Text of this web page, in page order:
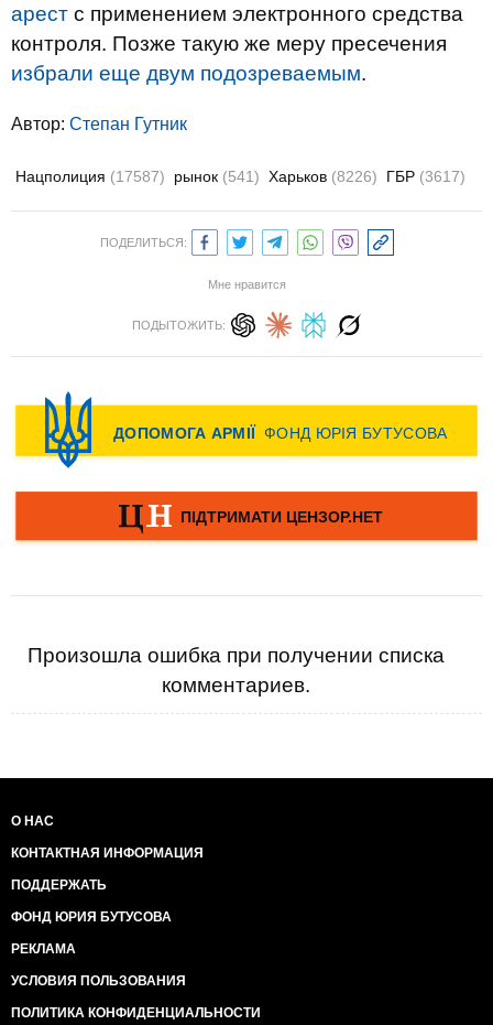
арест с применением электронного средства
контроля. Позже такую же меру пресечения
избрали еще двум подозреваемым.
Автор: Степан Гутник
Нацполиция (17587) рынок (541) Харьков (8226) ГБР (3617)
ПОДЕЛИТЬСЯ:
Мне нравится
ПОДЫТОЖИТЬ:
Произошла ошибка при получении списка
комментариев.
О НАС
КОНТАКТНАЯ ИНФОРМАЦИЯ
ПОДДЕРЖАТЬ
ФОНД ЮРИЯ БУТУСОВА
РЕКЛАМА
УСЛОВИЯ ПОЛЬЗОВАНИЯ
ПОЛИТИКА КОНФИДЕНЦИАЛЬНОСТИ